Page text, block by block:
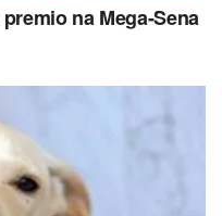
na Mega-Sena